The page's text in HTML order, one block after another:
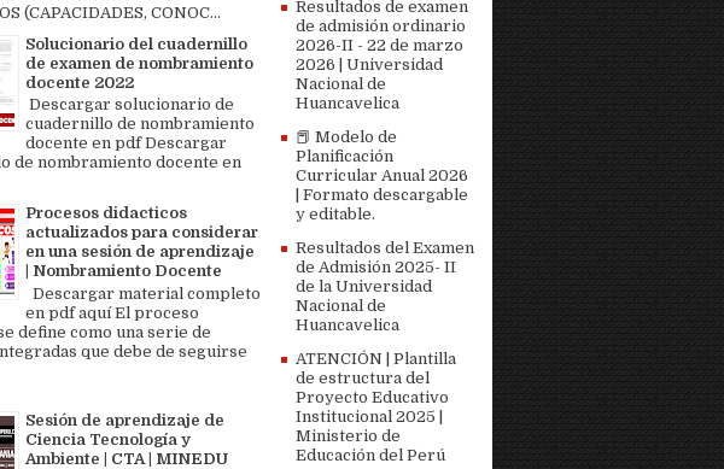
(CAPACIDADES, CONOC...
Solucionario del cuadernillo
de examen de nombramiento
docente 2022
Descargar solucionario de
cuadernillo de nombramiento
docente en pdf Descargar
de nombramiento docente en
Procesos didacticos
actualizados para considerar
en una sesión de aprendizaje
| Nombramiento Docente
Descargar material completo
en pdf aquí El proceso
define como una serie de
que debe de seguirse
Sesión de aprendizaje de
Ciencia Tecnología y
Ambiente | CTA | MINEDU
Resultados de examen
de admisión ordinario
2026-II - 22 de marzo
2026 | Universidad
Nacional de
Huancavelica
📕 Modelo de
Planificación
Curricular Anual 2026
| Formato descargable
y editable.
Resultados del Examen
de Admisión 2025- II
de la Universidad
Nacional de
Huancavelica
ATENCIÓN | Plantilla
de estructura del
Proyecto Educativo
Institucional 2025 |
Ministerio de
Educación del Perú